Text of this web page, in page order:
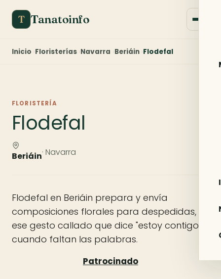
T Tanatoinfo
Inicio Floristerías Navarra Beriáin Flodefal
FLORISTERÍA
Flodefal
Beriáin· Navarra
Flodefal en Beriáin prepara y envía
composiciones florales para despedidas,
ese gesto callado que dice "estoy contigo"
cuando faltan las palabras.